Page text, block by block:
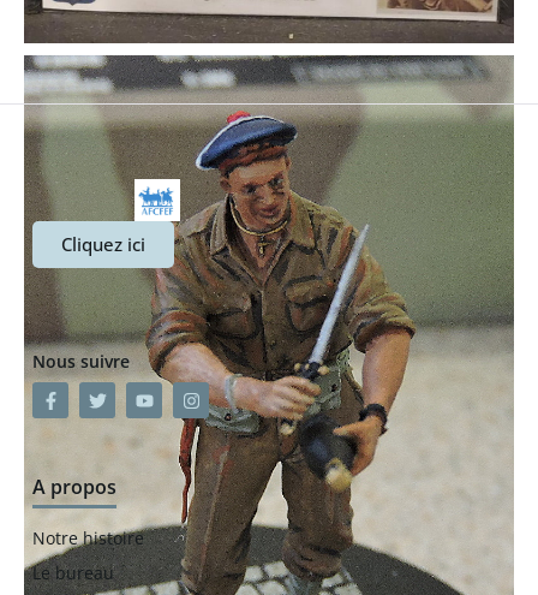
Cliquez ici
Nous suivre
A propos
Notre histoire
Le bureau